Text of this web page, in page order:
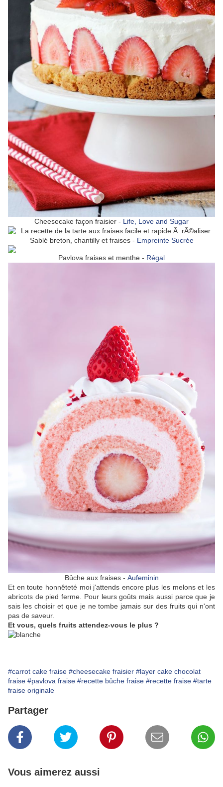
Cheesecake façon fraisier - Life, Love and Sugar
Sablé breton, chantilly et fraises - Empreinte Sucrée
Pavlova fraises et menthe - Régal
Bûche aux fraises - Aufeminin
Et en toute honnêteté moi j'attends encore plus les melons et les
abricots de pied ferme. Pour leurs goûts mais aussi parce que je
sais les choisir et que je ne tombe jamais sur des fruits qui n'ont
pas de saveur.
Et vous, quels fruits attendez-vous le plus ?
#carrot cake fraise #cheesecake fraisier #layer cake chocolat
fraise #pavlova fraise #recette bûche fraise #recette fraise #tarte
fraise originale
Partager
Vous aimerez aussi